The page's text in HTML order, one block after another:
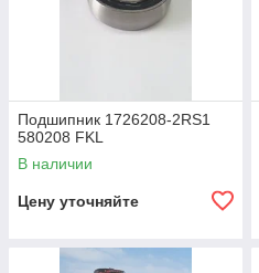
Подшипник 1726208-2RS1
580208 FKL
В наличии
Цену уточняйте